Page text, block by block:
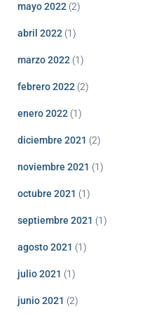
mayo 2022 (2)
abril 2022 (1)
marzo 2022 (1)
febrero 2022 (2)
enero 2022 (1)
diciembre 2021 (2)
noviembre 2021 (1)
octubre 2021 (1)
septiembre 2021 (1)
agosto 2021 (1)
julio 2021 (1)
junio 2021 (2)